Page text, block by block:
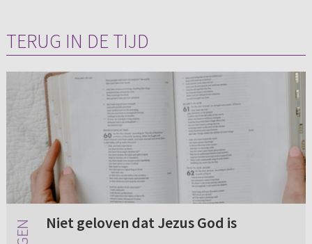
TERUG IN DE TIJD
Niet geloven dat Jezus God is